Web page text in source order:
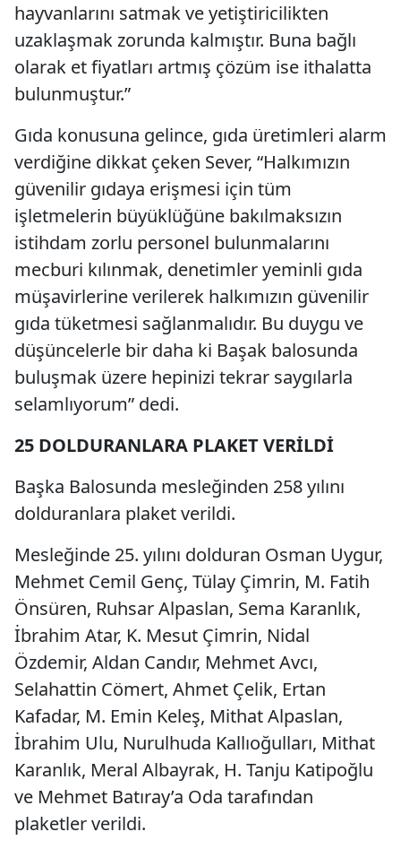
hayvanlarını satmak ve yetiştiricilikten
uzaklaşmak zorunda kalmıştır. Buna bağlı
olarak et fiyatları artmış çözüm ise ithalatta
bulunmuştur.”
Gıda konusuna gelince, gıda üretimleri alarm
verdiğine dikkat çeken Sever, “Halkımızın
güvenilir gıdaya erişmesi için tüm
işletmelerin büyüklüğüne bakılmaksızın
istihdam zorlu personel bulunmalarını
mecburi kılınmak, denetimler yeminli gıda
müşavirlerine verilerek halkımızın güvenilir
gıda tüketmesi sağlanmalıdır. Bu duygu ve
düşüncelerle bir daha ki Başak balosunda
buluşmak üzere hepinizi tekrar saygılarla
selamlıyorum” dedi.
25 DOLDURANLARA PLAKET VERİLDİ
Başka Balosunda mesleğinden 258 yılını
dolduranlara plaket verildi.
Mesleğinde 25. yılını dolduran Osman Uygur,
Mehmet Cemil Genç, Tülay Çimrin, M. Fatih
Önsüren, Ruhsar Alpaslan, Sema Karanlık,
İbrahim Atar, K. Mesut Çimrin, Nidal
Özdemir, Aldan Candır, Mehmet Avcı,
Selahattin Cömert, Ahmet Çelik, Ertan
Kafadar, M. Emin Keleş, Mithat Alpaslan,
İbrahim Ulu, Nurulhuda Kallıoğulları, Mithat
Karanlık, Meral Albayrak, H. Tanju Katipoğlu
ve Mehmet Batıray’a Oda tarafından
plaketler verildi.